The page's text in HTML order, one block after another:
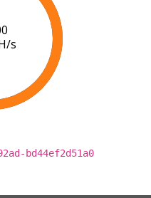
s
bd44ef2d51a0